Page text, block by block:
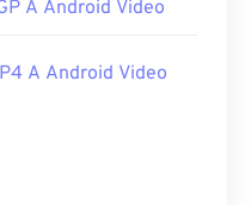
A Android Video
A Android Video